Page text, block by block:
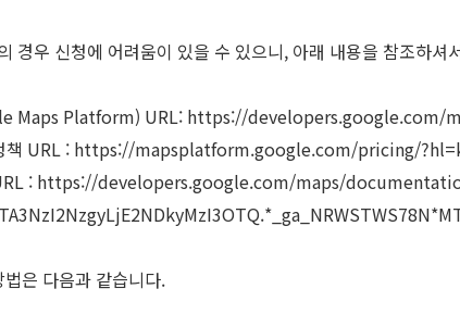
경우 신청에 어려움이 있을 수 있으니, 아래 내용을 참조하셔
Maps Platform) URL: https://developers.google.com/
책 URL : https://mapsplatform.google.com/pricing/
: https://developers.google.com/maps/
은 다음과 같습니다.